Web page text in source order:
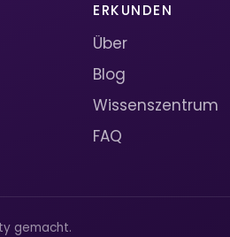
ERKUNDEN
Über
Blog
Wissenszentrum
FAQ
gemacht.